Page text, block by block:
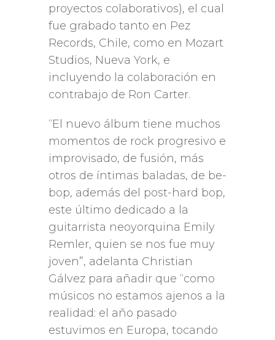
proyectos colaborativos), el cual
fue grabado tanto en Pez
Records, Chile, como en Mozart
Studios, Nueva York, e
incluyendo la colaboración en
contrabajo de Ron Carter.
“El nuevo álbum tiene muchos
momentos de rock progresivo e
improvisado, de fusión, más
otros de íntimas baladas, de be-
bop, además del post-hard bop,
este último dedicado a la
guitarrista neoyorquina Emily
Remler, quien se nos fue muy
joven”, adelanta Christian
Gálvez para añadir que “como
músicos no estamos ajenos a la
realidad: el año pasado
estuvimos en Europa, tocando